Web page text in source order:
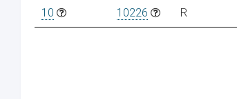
10 10226 R